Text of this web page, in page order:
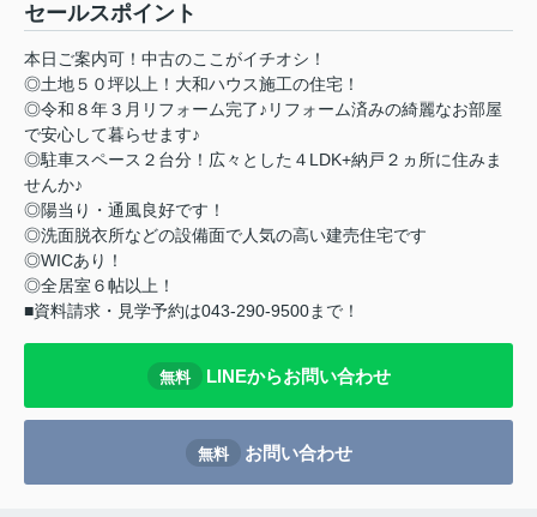
セールスポイント
本日ご案内可！中古のここがイチオシ！
◎土地５０坪以上！大和ハウス施工の住宅！
◎令和８年３月リフォーム完了♪リフォーム済みの綺麗なお部屋
で安心して暮らせます♪
◎駐車スペース２台分！広々とした４LDK+納戸２ヵ所に住みま
せんか♪
◎陽当り・通風良好です！
◎洗面脱衣所などの設備面で人気の高い建売住宅です
◎WICあり！
◎全居室６帖以上！
■資料請求・見学予約は043-290-9500まで！
無料 LINEからお問い合わせ
無料 お問い合わせ